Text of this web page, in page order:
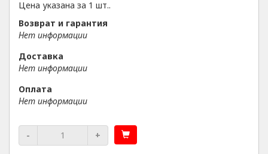
Цена указана за 1 шт..
Возврат и гарантия
Нет информации
Доставка
Нет информации
Оплата
Нет информации
- +